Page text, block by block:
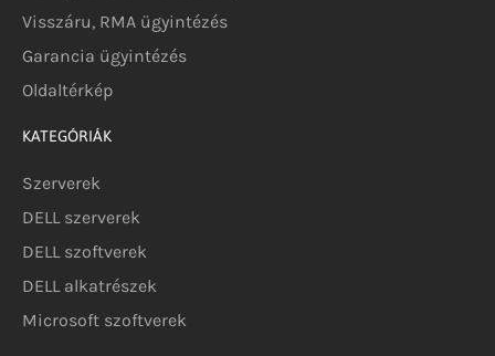
Visszáru, RMA ügyintézés
Garancia ügyintézés
Oldaltérkép
KATEGÓRIÁK
Szerverek
DELL szerverek
DELL szoftverek
DELL alkatrészek
Microsoft szoftverek